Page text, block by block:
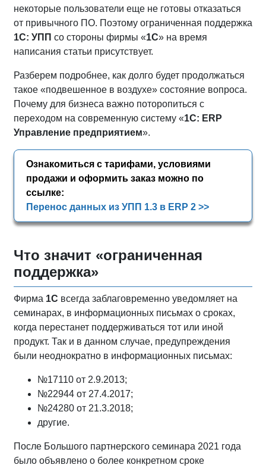
некоторые пользователи еще не готовы отказаться
от привычного ПО. Поэтому ограниченная поддержка
1С: УПП со стороны фирмы «1С» на время
написания статьи присутствует.
Разберем подробнее, как долго будет продолжаться
такое «подвешенное в воздухе» состояние вопроса.
Почему для бизнеса важно поторопиться с
переходом на современную систему «1С: ERP
Управление предприятием».
Ознакомиться с тарифами, условиями
продажи и оформить заказ можно по
ссылке:
Перенос данных из УПП 1.3 в ERP 2 >>
Что значит «ограниченная
поддержка»
Фирма 1С всегда заблаговременно уведомляет на
семинарах, в информационных письмах о сроках,
когда перестанет поддерживаться тот или иной
продукт. Так и в данном случае, предупреждения
были неоднократно в информационных письмах:
№17110 от 2.9.2013;
№22944 от 27.4.2017;
№24280 от 21.3.2018;
другие.
После Большого партнерского семинара 2021 года
было объявлено о более конкретном сроке